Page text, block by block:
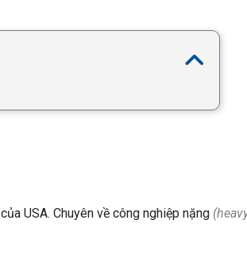
của USA. Chuyên về công nghiệp nặng